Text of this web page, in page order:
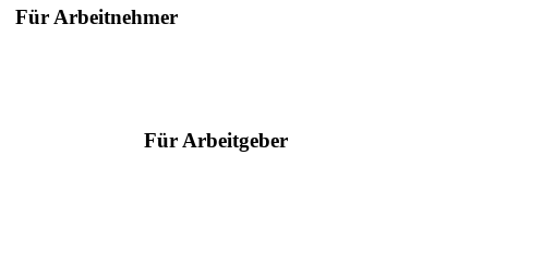
Für Arbeitnehmer
Für Arbeitgeber